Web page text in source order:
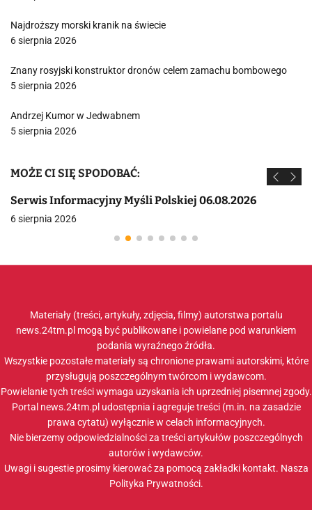
Najdroższy morski kranik na świecie
6 sierpnia 2026
Znany rosyjski konstruktor dronów celem zamachu bombowego
5 sierpnia 2026
Andrzej Kumor w Jedwabnem
5 sierpnia 2026
MOŻE CI SIĘ SPODOBAĆ:
Serwis Informacyjny Myśli Polskiej 06.08.2026
6 sierpnia 2026
Materiały (treści, artykuły, zdjęcia, filmy) autorstwa portalu
news.24tm.pl mogą być publikowane i powielane pod warunkiem
podania wyraźnego źródła.
Wszystkie pozostałe materiały są chronione prawami autorskimi, które
przysługują poszczególnym twórcom i wydawcom.
Powielanie tych treści wymaga uzyskania ich uprzedniej pisemnej zgody.
Portal news.24tm.pl udostępnia i agreguje treści (m.in. na zasadzie
prawa cytatu) wyłącznie w celach informacyjnych.
Nie bierzemy odpowiedzialności za treści artykułów poszczególnych
autorów i wydawców.
Uwagi i sugestie prosimy kierować za pomocą zakładki kontakt. Nasza
Polityka Prywatności.